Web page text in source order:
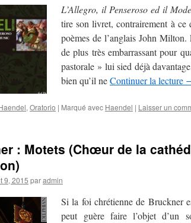
L’Allegro, il Penseroso ed il
tire son livret, contrairement à ce
poèmes de l’anglais John
de plus très embarrassant pour
pastorale » lui sied déjà
bien qu’il neContinuer la lecture
, Oratorio | Marqué avec Haendel | Laisser un
: Motets (Chœur de la
9, 2015 paradmin
Si la foi chrétienne de Bruckner
peut guère faire l’objet d’un